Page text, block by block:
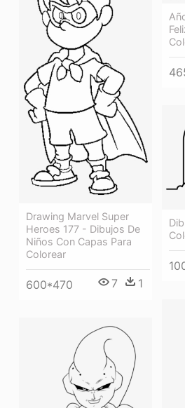
Drawing Marvel Super
Heroes 177 - Dibujos De
Niños Con Capas Para
Colorear
600*470 7 1